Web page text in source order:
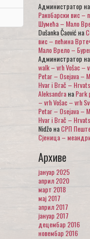
Администратор на
Ракобарски вис –
Шумећа – Мало
Dušanka Čaovićна
вис – пећина
Мало Врело –
Администратор на
walk – vrh Vošac –
Petar – Osejava –
Hvar i Brač –
AleksandraнаPark
– vrh Vošac – vrh
Petar – Osejava –
Hvar i Brač –
NidžoнаСРП
Сјеница –
Архиве
јануар 2025
април 2020
март 2018
мај 2017
април 2017
јануар 2017
децембар 2016
новембар 2016